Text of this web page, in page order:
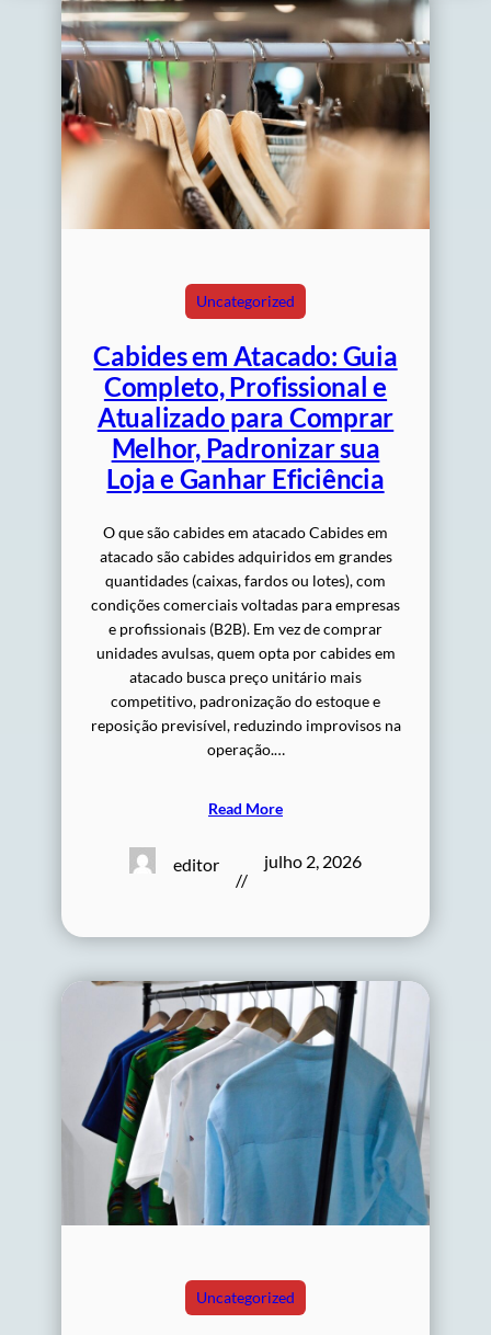
Uncategorized
Cabides em Atacado: Guia
Completo, Profissional e
Atualizado para Comprar
Melhor, Padronizar sua
Loja e Ganhar Eficiência
O que são cabides em atacado Cabides em
atacado são cabides adquiridos em grandes
quantidades (caixas, fardos ou lotes), com
condições comerciais voltadas para empresas
e profissionais (B2B). Em vez de comprar
unidades avulsas, quem opta por cabides em
atacado busca preço unitário mais
competitivo, padronização do estoque e
reposição previsível, reduzindo improvisos na
operação.…
Read More
editor
//
julho 2, 2026
Uncategorized